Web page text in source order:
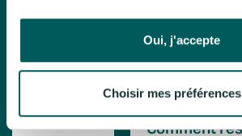
Oui, j'accepte
Choisir mes préférences
Comment réserver ?